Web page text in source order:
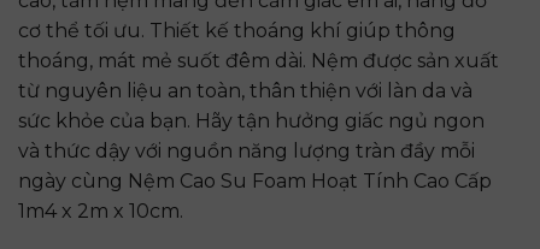
cơ thể tối ưu. Thiết kế thoáng khí giúp thông
thoáng, mát mẻ suốt đêm dài. Nệm được sản xuất
từ nguyên liệu an toàn, thân thiện với làn da và
sức khỏe của bạn. Hãy tận hưởng giấc ngủ ngon
và thức dậy với nguồn năng lượng tràn đầy mỗi
ngày cùng Nệm Cao Su Foam Hoạt Tính Cao Cấp
1m4 x 2m x 10cm.